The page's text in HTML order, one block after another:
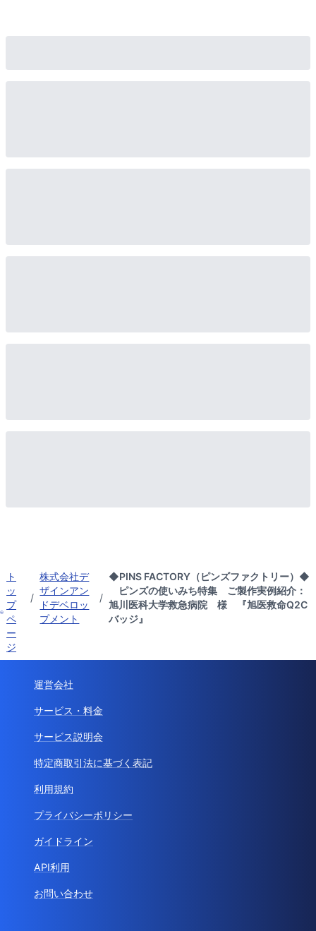
ト
ッ
プ
ペ
ー
ジ
/
株式会社デ
ザインアン
ドデベロッ
プメント
/
◆PINS FACTORY（ピンズファクトリー）◆
ピンズの使いみち特集 ご製作実例紹介：
旭川医科大学救急病院 様 『旭医救命Q2C
バッジ』
運営会社
サービス・料金
サービス説明会
特定商取引法に基づく表記
利用規約
プライバシーポリシー
ガイドライン
API利用
お問い合わせ